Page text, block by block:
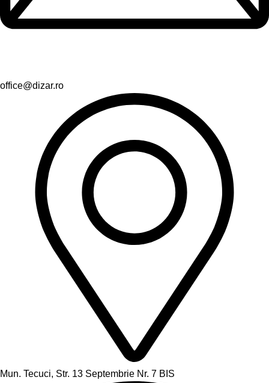
office@dizar.ro
Mun. Tecuci, Str. 13 Septembrie Nr. 7 BIS